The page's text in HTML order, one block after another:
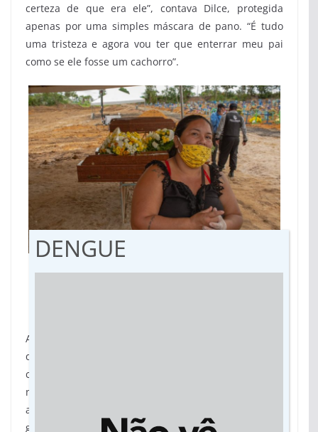
certeza de que era ele”, contava Dilce, protegida
apenas por uma simples máscara de pano. “É tudo
uma tristeza e agora vou ter que enterrar meu pai
como se ele fosse um cachorro”.
Pai de Dilce Ferreira dos Santos morreu no
Ao seu lado, uma outra família checava se o corpo
que estava depositado no caixão enrolado apenas
com lençóis – ao contrário do que determina a Anvisa
nesses casos – era mesmo de seu parente. Sem o
acondicionamento correto, o cadáver, que já estava
guardado nas câmaras frigoríficas há dias, exalava
DENGUE